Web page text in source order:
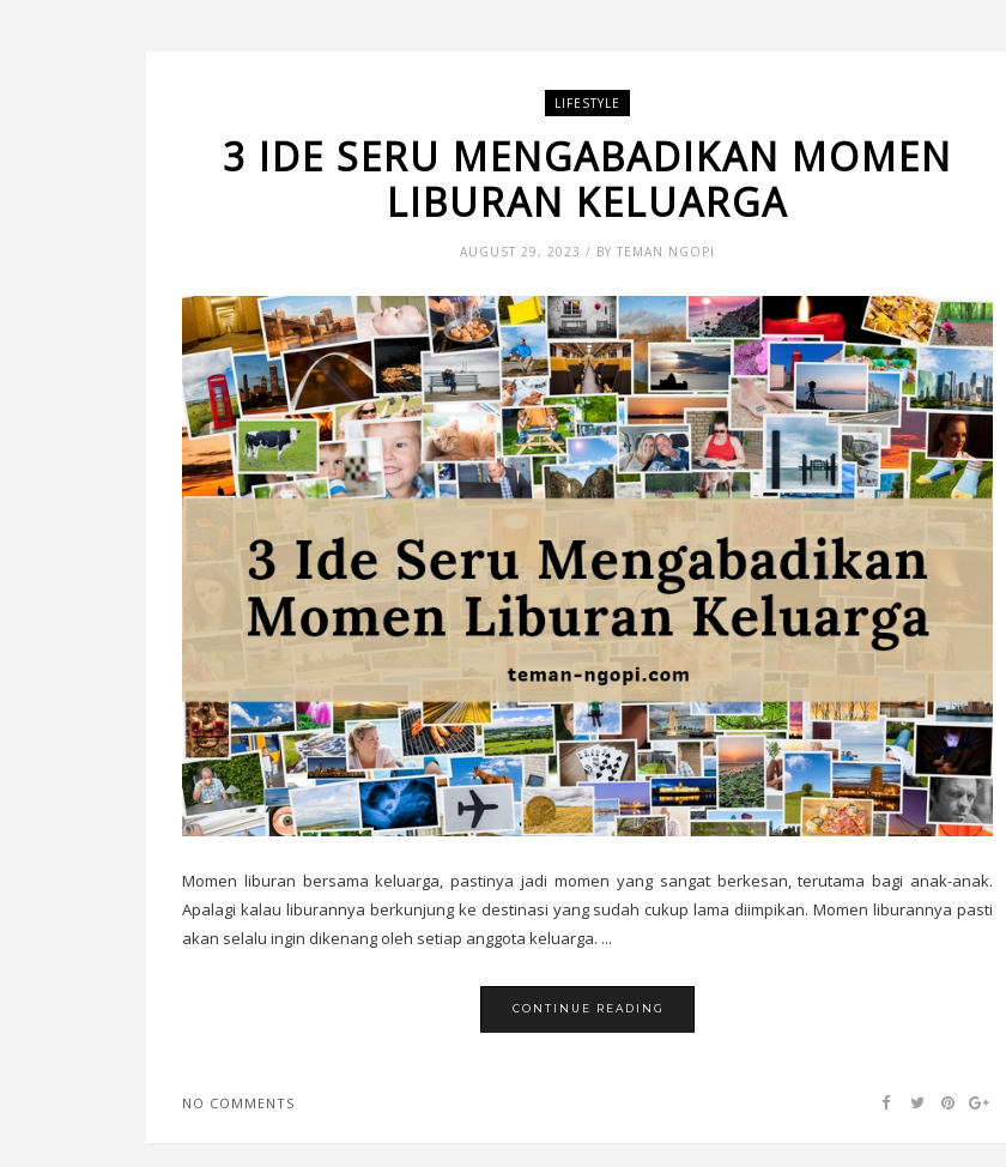
LIFESTYLE
3 IDE SERU MENGABADIKAN MOMEN
LIBURAN KELUARGA
AUGUST 29, 2023 / BY TEMAN NGOPI
Momen liburan bersama keluarga, pastinya jadi momen yang sangat berkesan, terutama bagi anak-anak.
Apalagi kalau liburannya berkunjung ke destinasi yang sudah cukup lama diimpikan. Momen liburannya pasti
akan selalu ingin dikenang oleh setiap anggota keluarga. ...
CONTINUE READING
NO COMMENTS